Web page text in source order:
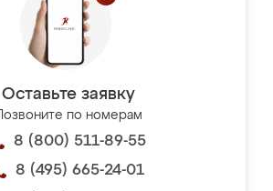
Оставьте заявку
Позвоните по номерам
8 (800) 511-89-55
8 (495) 665-24-01